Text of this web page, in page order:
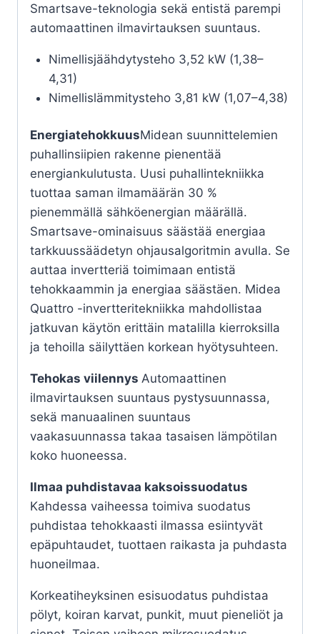
Smartsave-teknologia sekä entistä parempi
automaattinen ilmavirtauksen suuntaus.
Nimellisjäähdytysteho 3,52 kW (1,38–
4,31)
Nimellislämmitysteho 3,81 kW (1,07–4,38)
EnergiatehokkuusMidean suunnittelemien
puhallinsiipien rakenne pienentää
energiankulutusta. Uusi puhallintekniikka
tuottaa saman ilmamäärän 30 %
pienemmällä sähköenergian määrällä.
Smartsave-ominaisuus säästää energiaa
tarkkuussäädetyn ohjausalgoritmin avulla. Se
auttaa invertteriä toimimaan entistä
tehokkaammin ja energiaa säästäen. Midea
Quattro -invertteritekniikka mahdollistaa
jatkuvan käytön erittäin matalilla kierroksilla
ja tehoilla säilyttäen korkean hyötysuhteen.
Tehokas viilennys Automaattinen
ilmavirtauksen suuntaus pystysuunnassa,
sekä manuaalinen suuntaus
vaakasuunnassa takaa tasaisen lämpötilan
koko huoneessa.
Ilmaa puhdistavaa kaksoissuodatus
Kahdessa vaiheessa toimiva suodatus
puhdistaa tehokkaasti ilmassa esiintyvät
epäpuhtaudet, tuottaen raikasta ja puhdasta
huoneilmaa.
Korkeatiheyksinen esisuodatus puhdistaa
pölyt, koiran karvat, punkit, muut pieneliöt ja